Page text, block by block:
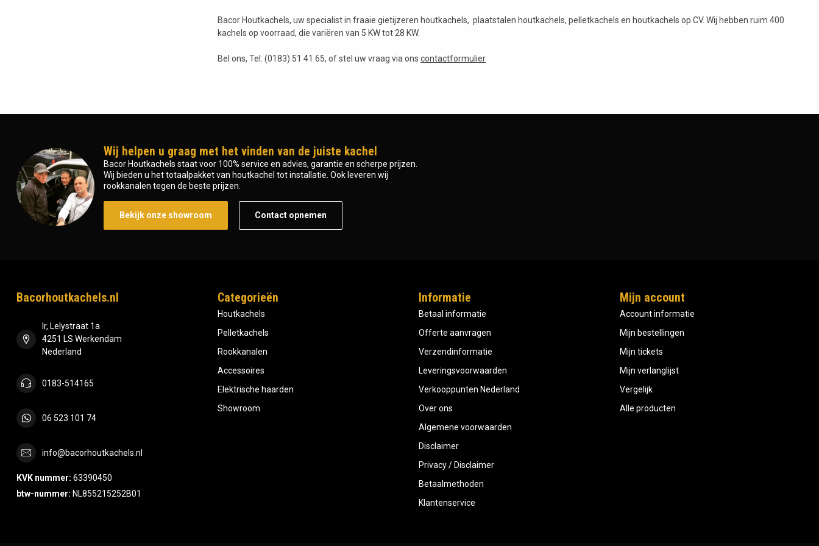
Bacor Houtkachels, uw specialist in fraaie gietijzeren houtkachels, plaatstalen houtkachels, pelletkachels en houtkachels op CV. Wij hebben ruim 400
kachels op voorraad, die variëren van 5 KW tot 28 KW.
Bel ons, Tel: (0183) 51 41 65, of stel uw vraag via ons contactformulier
Wij helpen u graag met het vinden van de juiste kachel
Bacor Houtkachels staat voor 100% service en advies, garantie en scherpe prijzen.
Wij bieden u het totaalpakket van houtkachel tot installatie. Ook leveren wij
rookkanalen tegen de beste prijzen.
Bekijk onze showroom Contact opnemen
Bacorhoutkachels.nl
Ir, Lelystraat 1a
4251 LS Werkendam
Nederland
0183-514165
06 523 101 74
info@bacorhoutkachels.nl
KVK nummer: 63390450
btw-nummer: NL855215252B01
Categorieën
Houtkachels
Pelletkachels
Rookkanalen
Accessoires
Elektrische haarden
Showroom
Informatie
Betaal informatie
Offerte aanvragen
Verzendinformatie
Leveringsvoorwaarden
Verkooppunten Nederland
Over ons
Algemene voorwaarden
Disclaimer
Privacy / Disclaimer
Betaalmethoden
Klantenservice
Mijn account
Account informatie
Mijn bestellingen
Mijn tickets
Mijn verlanglijst
Vergelijk
Alle producten